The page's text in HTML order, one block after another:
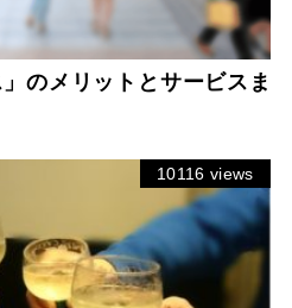
のメリットとサービスま
10116 views